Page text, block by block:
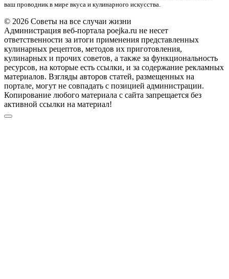
ваш проводник в мире вкуса и кулинарного искусства.
© 2026 Советы на все случаи жизни
Администрация веб-портала poejka.ru не несет
ответственности за итоги применения представленных
кулинарных рецептов, методов их приготовления,
кулинарных и прочих советов, а также за функциональность
ресурсов, на которые есть ссылки, и за содержание рекламных
материалов. Взгляды авторов статей, размещенных на
портале, могут не совпадать с позицией администрации.
Копирование любого материала с сайта запрещается без
активной ссылки на материал!